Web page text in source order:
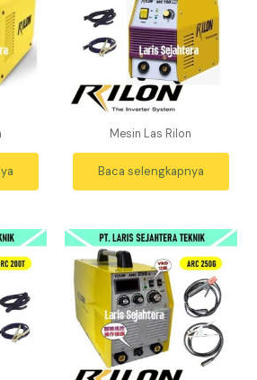
Mesin Las Rilon
Baca selengkapnya